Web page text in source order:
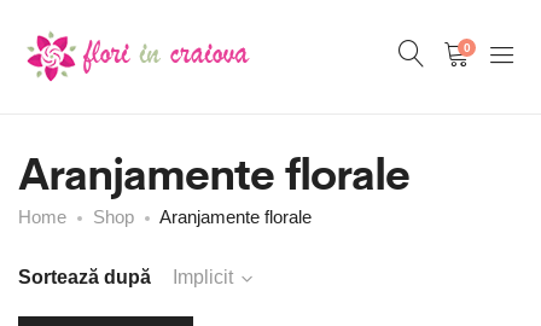
0
Aranjamente florale
Home Shop Aranjamente florale
Sortează după Implicit